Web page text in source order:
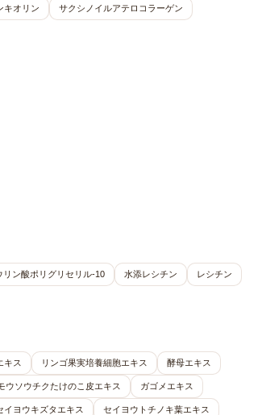
キオリン
サクシノイルアテロコラーゲン
リン酸ポリグリセリル-10 水添レシチン
レシチン
キス リンゴ果実培養細胞エキス 酵母エキス
ウソウチクたけのこ皮エキス ガゴメエキス
イヨウキズタエキス セイヨウトチノキ葉エキス